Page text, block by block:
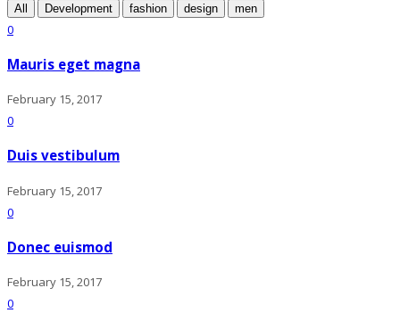
All Development fashion design men
0
Mauris eget magna
February 15, 2017
0
Duis vestibulum
February 15, 2017
0
Donec euismod
February 15, 2017
0